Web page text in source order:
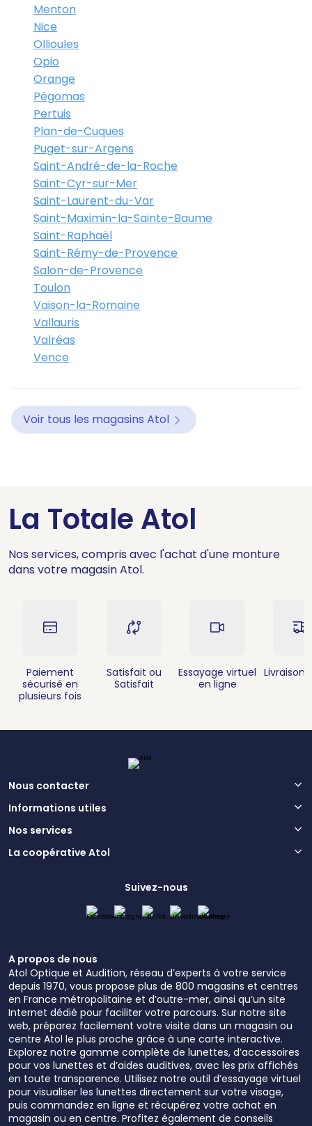
Menton
Nice
Ollioules
Opio
Orange
Pégomas
Pertuis
Plan-de-Cuques
Puget-sur-Argens
Saint-André-de-la-Roche
Saint-Cyr-sur-Mer
Saint-Laurent-du-Var
Saint-Maximin-la-Sainte-Baume
Saint-Raphaël
Saint-Rémy-de-Provence
Salon-de-Provence
Toulon
Vaison-la-Romaine
Vallauris
Valréas
Vence
Voir tous les magasins Atol
La Totale Atol
Nos services, compris avec l'achat d'une monture
dans votre magasin Atol.
Paiement
sécurisé en
plusieurs fois
Satisfait ou
Satisfait
Essayage virtuel
en ligne
Livraison
Nous contacter
Informations utiles
Nos services
La coopérative Atol
Suivez-nous
A propos de nous
Atol Optique et Audition, réseau d’experts à votre service
depuis 1970, vous propose plus de 800 magasins et centres
en France métropolitaine et d’outre-mer, ainsi qu’un site
Internet dédié pour faciliter votre parcours. Sur notre site
web, préparez facilement votre visite dans un magasin ou
centre Atol le plus proche grâce à une carte interactive.
Explorez notre gamme complète de lunettes, d’accessoires
pour vos lunettes et d’aides auditives, avec les prix affichés
en toute transparence. Utilisez notre outil d’essayage virtuel
pour visualiser les lunettes directement sur votre visage,
puis commandez en ligne et récupérez votre achat en
magasin ou en centre. Profitez également de conseils